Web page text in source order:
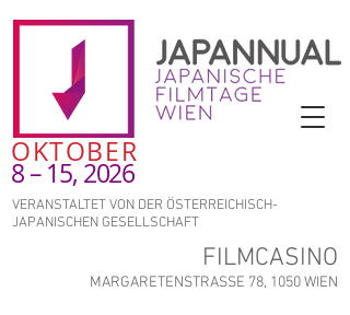
OKTOBER
8 – 15, 2026
VERANSTALTET VON DER ÖSTERREICHISCH-
JAPANISCHEN GESELLSCHAFT
FILMCASINO
MARGARETENSTRASSE 78, 1050 WIEN